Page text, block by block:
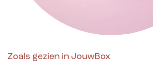
Zoals gezien in JouwBox